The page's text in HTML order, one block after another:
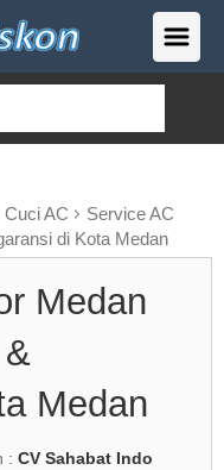
Cuci AC
Service AC
di Kota Medan
Medan
Medan
: CV Sahabat Indo